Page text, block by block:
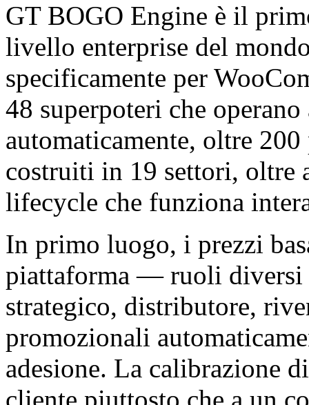
GT BOGO Engine è il
livello enterprise del
specificamente per
48 superpoteri che
automaticamente, oltre
costruiti in 19 settori, oltre
lifecycle che funziona
In primo luogo, i prezzi
piattaforma — ruoli diversi
strategico, distributore,
promozionali
adesione. La calibrazione